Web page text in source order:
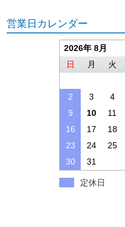
営業日カレンダー
2026年 8月
日
月 火
2
3 4
9
10 11
16
17 18
23
24 25
30
31
定休日